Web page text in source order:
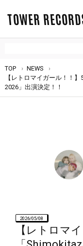
TOWER
TOP
NEWS
【レトロマイガール！！】
2026」出演決定！！
2026/05/08
【レトロマ